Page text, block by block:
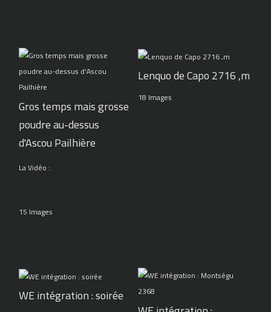
Gros temps mais grosse
poudre au-dessus
d'Ascou Pailhière
La Vidéo :
15 Images
Lenquo de Capo 2716 ,m
18 Images
WE intégration : soirée